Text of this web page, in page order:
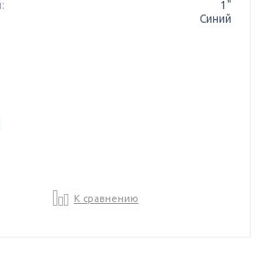
1"
Синий
К сравнению